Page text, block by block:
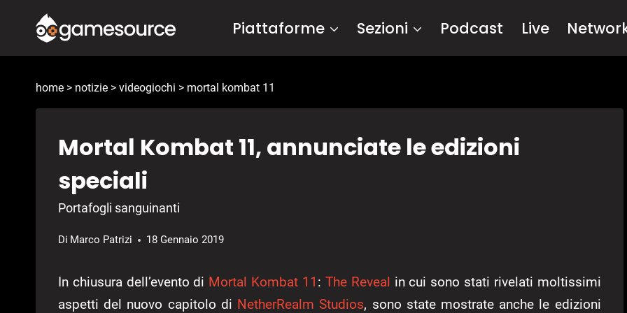
contenuto
Piattaforme Sezioni Podcast Live
home > notizie > videogiochi > mortal kombat 11
Mortal Kombat 11, annunciate le edizioni
speciali
Portafogli sanguinanti
Di Marco Patrizi 18 Gennaio 2019
In chiusura dell’evento di Mortal Kombat 11 : The Reveal in cui sono stati rivelati moltissimi
aspetti del nuovo capitolo di NetherRealm Studios, sono state mostrate anche le edizioni